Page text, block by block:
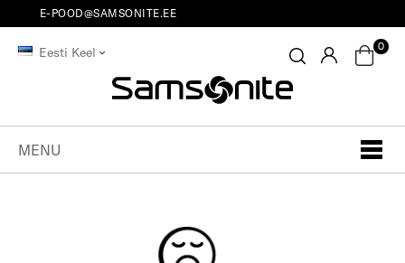
E-POOD@SAMSONITE.EE
Eesti Keel 0
MENU